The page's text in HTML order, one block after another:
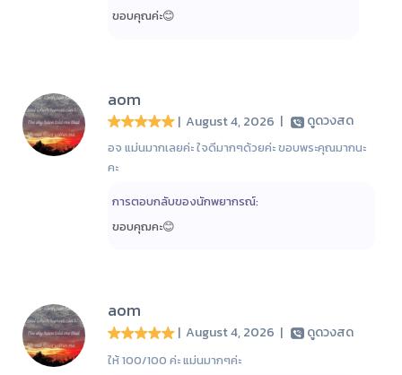
ขอบคุณค่ะ😊
aom
| August 4, 2026 | ดูดวงสด
อจ แม่นมากเลยค่ะ ใจดีมากๆด้วยค่ะ ขอบพระคุณมากนะ
คะ
การตอบกลับของนักพยากรณ์:
ขอบคุฌคะ😊
aom
| August 4, 2026 | ดูดวงสด
ให้ 100/100 ค่ะ แม่นมากๆค่ะ